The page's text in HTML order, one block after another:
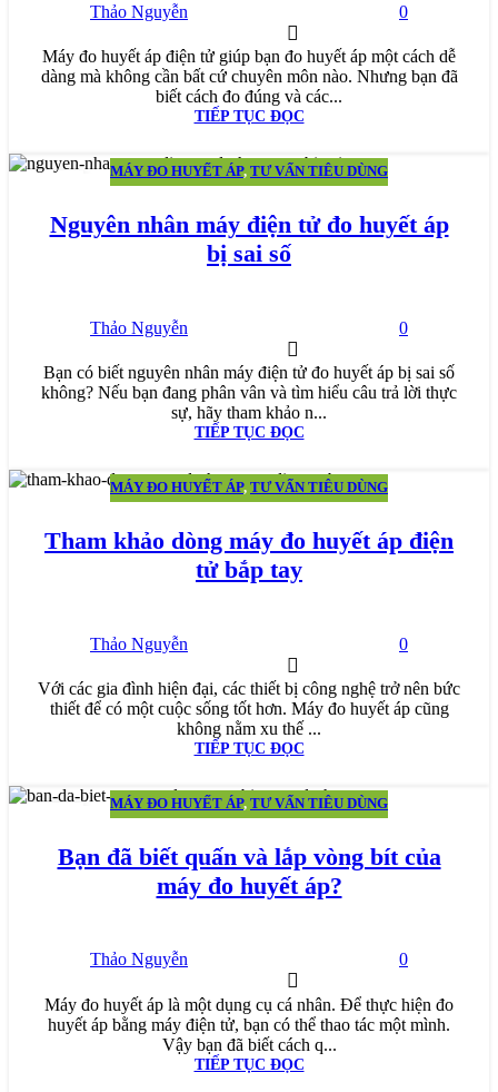
Thảo Nguyễn 0
Máy đo huyết áp điện tử giúp bạn đo huyết áp một cách dễ
dàng mà không cần bất cứ chuyên môn nào. Nhưng bạn đã
biết cách đo đúng và các...
TIẾP TỤC ĐỌC
MÁY ĐO HUYẾT ÁP, TƯ VẤN TIÊU DÙNG
Nguyên nhân máy điện tử đo huyết áp
bị sai số
Thảo Nguyễn 0
Bạn có biết nguyên nhân máy điện tử đo huyết áp bị sai số
không? Nếu bạn đang phân vân và tìm hiểu câu trả lời thực
sự, hãy tham khảo n...
TIẾP TỤC ĐỌC
MÁY ĐO HUYẾT ÁP, TƯ VẤN TIÊU DÙNG
Tham khảo dòng máy đo huyết áp điện
tử bắp tay
Thảo Nguyễn 0
Với các gia đình hiện đại, các thiết bị công nghệ trở nên bức
thiết để có một cuộc sống tốt hơn. Máy đo huyết áp cũng
không nằm xu thế ...
TIẾP TỤC ĐỌC
MÁY ĐO HUYẾT ÁP, TƯ VẤN TIÊU DÙNG
Bạn đã biết quấn và lắp vòng bít của
máy đo huyết áp?
Thảo Nguyễn 0
Máy đo huyết áp là một dụng cụ cá nhân. Để thực hiện đo
huyết áp bằng máy điện tử, bạn có thể thao tác một mình.
Vậy bạn đã biết cách q...
TIẾP TỤC ĐỌC